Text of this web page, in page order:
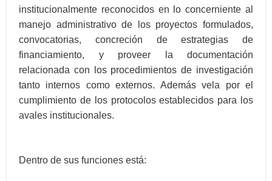
institucionalmente reconocidos en lo concerniente al
manejo administrativo de los proyectos formulados,
convocatorias, concreción de estrategias de
financiamiento, y proveer la documentación
relacionada con los procedimientos de investigación
tanto internos como externos. Además vela por el
cumplimiento de los protocolos establecidos para los
avales institucionales.
Dentro de sus funciones está: